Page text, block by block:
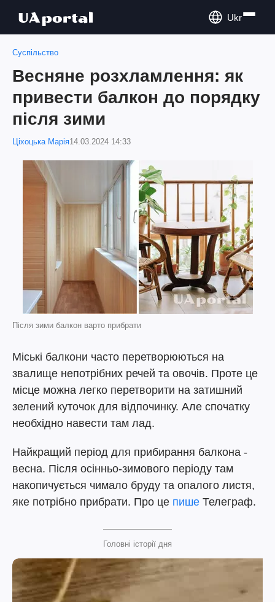
Ukr
Суспільство
Весняне розхламлення: як
привести балкон до порядку
після зими
Ціхоцька Марія14.03.2024 14:33
Після зими балкон варто прибрати
Міські балкони часто перетворюються на
звалище непотрібних речей та овочів. Проте це
місце можна легко перетворити на затишний
зелений куточок для відпочинку. Але спочатку
необхідно навести там лад.
Найкращий період для прибирання балкона -
весна. Після осінньо-зимового періоду там
накопичується чимало бруду та опалого листя,
яке потрібно прибрати. Про це пише Телеграф.
Головні історії дня